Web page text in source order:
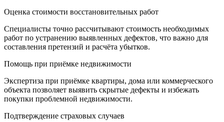
Оценка стоимости восстановительных работ
Специалисты точно рассчитывают стоимость необходимых
работ по устранению выявленных дефектов, что важно для
составления претензий и расчёта убытков.
Помощь при приёмке недвижимости
Экспертиза при приёмке квартиры, дома или коммерческого
объекта позволяет выявить скрытые дефекты и избежать
покупки проблемной недвижимости.
Подтверждение страховых случаев